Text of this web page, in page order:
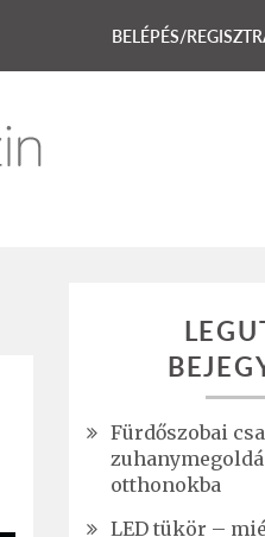
BELÉPÉS/
Fürdőszobai
otthonokba
LED tükör –